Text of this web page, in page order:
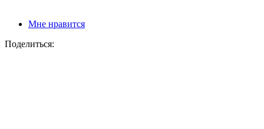
Мне нравится
Поделиться: